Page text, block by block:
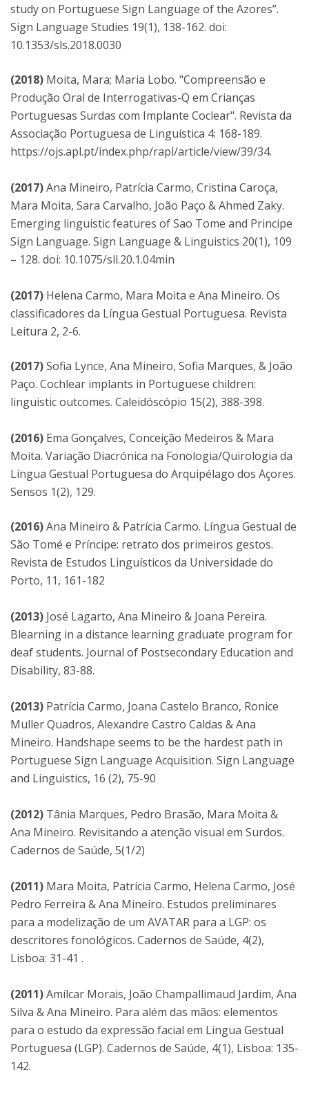
study on Portuguese Sign Language of the Azores”.
Sign Language Studies 19(1), 138-162. doi:
10.1353/sls.2018.0030
(2018) Moita, Mara; Maria Lobo. "Compreensão e
Produção Oral de Interrogativas-Q em Crianças
Portuguesas Surdas com Implante Coclear". Revista da
Associação Portuguesa de Linguística 4: 168-189.
https://ojs.apl.pt/index.php/rapl/article/view/39/34.
(2017)Ana Mineiro, Patrícia Carmo, Cristina Caroça,
Mara Moita, Sara Carvalho, João Paço & Ahmed Zaky.
Emerging linguistic features of Sao Tome and Principe
Sign Language. Sign Language & Linguistics 20(1), 109
– 128. doi: 10.1075/sll.20.1.04min
(2017) Helena Carmo, Mara Moita e Ana Mineiro. Os
classificadores da Língua Gestual Portuguesa. Revista
Leitura 2, 2-6.
(2017)Sofia Lynce, Ana Mineiro, Sofia Marques, & João
Paço. Cochlear implants in Portuguese children:
linguistic outcomes. Caleidóscópio 15(2), 388-398.
(2016) Ema Gonçalves, Conceição Medeiros & Mara
Moita. Variação Diacrónica na Fonologia/Quirologia da
Língua Gestual Portuguesa do Arquipélago dos Açores.
Sensos 1(2), 129.
(2016)Ana Mineiro & Patrícia Carmo. Língua Gestual de
São Tomé e Príncipe: retrato dos primeiros gestos.
Revista de Estudos Linguísticos da Universidade do
Porto, 11, 161-182
(2013) José Lagarto, Ana Mineiro & Joana Pereira.
Blearning in a distance learning graduate program for
deaf students. Journal of Postsecondary Education and
Disability, 83-88.
(2013) Patrícia Carmo, Joana Castelo Branco, Ronice
Muller Quadros, Alexandre Castro Caldas & Ana
Mineiro. Handshape seems to be the hardest path in
Portuguese Sign Language Acquisition. Sign Language
and Linguistics, 16 (2), 75-90
(2012) Tânia Marques, Pedro Brasão, Mara Moita &
Ana Mineiro. Revisitando a atenção visual em Surdos.
Cadernos de Saúde, 5(1/2)
(2011) Mara Moita, Patrícia Carmo, Helena Carmo, José
Pedro Ferreira & Ana Mineiro. Estudos preliminares
para a modelização de um AVATAR para a LGP: os
descritores fonológicos. Cadernos de Saúde, 4(2),
Lisboa: 31-41 .
(2011)Amílcar Morais, João Champallimaud Jardim, Ana
Silva & Ana Mineiro. Para além das mãos: elementos
para o estudo da expressão facial em Língua Gestual
Portuguesa (LGP). Cadernos de Saúde, 4(1), Lisboa: 135-
142.